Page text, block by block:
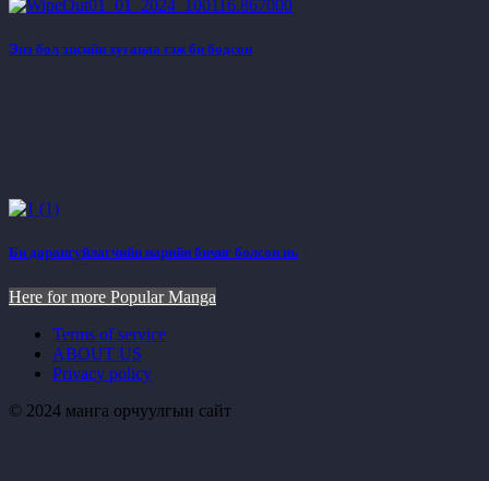
Энэ бол эцсийн хугацаа гэж би бодсон
Би дарангуйлагчийн нарийн бичиг болсон нь
Here for more Popular Manga
Terms of service
ABOUT US
Privacy policy
© 2024 манга орчуулгын сайт